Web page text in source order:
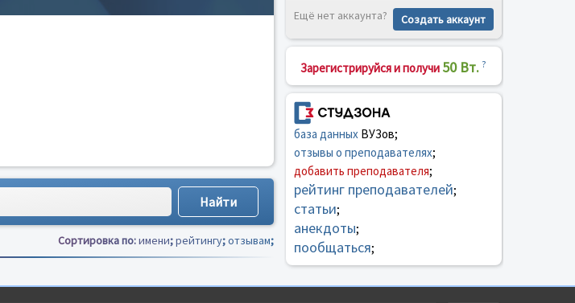
Сортировка по:имени;рейтингу;отзывам;
Ещё нет аккаунта? Создать аккаунт
Зарегистрируйся и получи 50 Вт. ?
база данныхВУЗов;
отзывы о преподавателях;
добавить преподавателя;
рейтинг преподавателей;
статьи;
анекдоты;
пообщаться;